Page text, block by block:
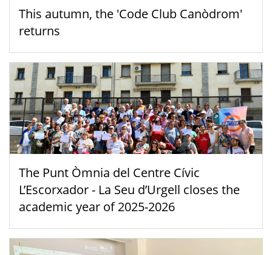
This autumn, the 'Code Club Canòdrom'
returns
The Punt Òmnia del Centre Cívic
L’Escorxador - La Seu d’Urgell closes the
academic year of 2025-2026